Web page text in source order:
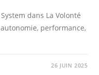
dans La Volonté
performance,
26 JUIN 2025